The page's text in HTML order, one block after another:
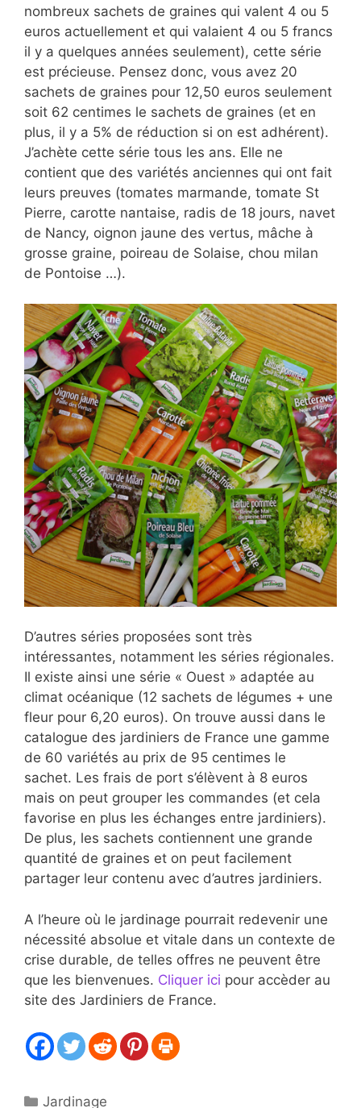
nombreux sachets de graines qui valent 4 ou 5
euros actuellement et qui valaient 4 ou 5 francs
il y a quelques années seulement), cette série
est précieuse. Pensez donc, vous avez 20
sachets de graines pour 12,50 euros seulement
soit 62 centimes le sachets de graines (et en
plus, il y a 5% de réduction si on est adhérent).
J’achète cette série tous les ans. Elle ne
contient que des variétés anciennes qui ont fait
leurs preuves (tomates marmande, tomate St
Pierre, carotte nantaise, radis de 18 jours, navet
de Nancy, oignon jaune des vertus, mâche à
grosse graine, poireau de Solaise, chou milan
de Pontoise …).
D’autres séries proposées sont très
intéressantes, notamment les séries régionales.
Il existe ainsi une série « Ouest » adaptée au
climat océanique (12 sachets de légumes + une
fleur pour 6,20 euros). On trouve aussi dans le
catalogue des jardiniers de France une gamme
de 60 variétés au prix de 95 centimes le
sachet. Les frais de port s’élèvent à 8 euros
mais on peut grouper les commandes (et cela
favorise en plus les échanges entre jardiniers).
De plus, les sachets contiennent une grande
quantité de graines et on peut facilement
partager leur contenu avec d’autres jardiniers.
A l’heure où le jardinage pourrait redevenir une
nécessité absolue et vitale dans un contexte de
crise durable, de telles offres ne peuvent être
que les bienvenues. Cliquer ici pour accèder au
site des Jardiniers de France.
Catégories
Jardinage